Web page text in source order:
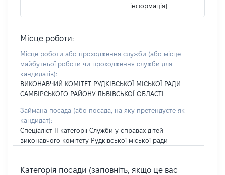
інформація]
Місце роботи:
Місце роботи або проходження служби (або місце
майбутньої роботи чи проходження служби для
кандидатів):
ВИКОНАВЧИЙ КОМІТЕТ РУДКІВСЬКОЇ МІСЬКОЇ РАДИ
САМБІРСЬКОГО РАЙОНУ ЛЬВІВСЬКОЇ ОБЛАСТІ
Займана посада (або посада, на яку претендуєте як
кандидат):
Спеціаліст ІІ категорії Служби у справах дітей
виконавчого комітету Рудківської міської ради
Категорія посади (заповніть, якщо це вас